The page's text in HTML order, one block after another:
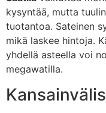
kysyntää, mutta
tuotantoa. Sateinen
mikä laskee hintoja.
yhdellä asteella voi
megawatilla.